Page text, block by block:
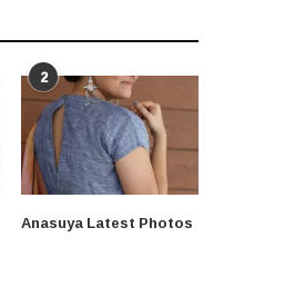
2
Anasuya Latest Photos